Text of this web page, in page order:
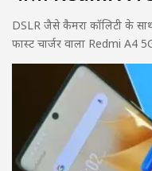
DSLR जैसे कैमरा कॉलिटी के
फास्ट चार्जर वाला Redmi